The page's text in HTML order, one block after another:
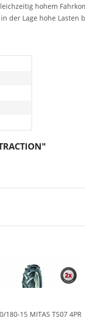
hohem
der Lage hohe Lasten
180-15 MITAS TS07 4PR